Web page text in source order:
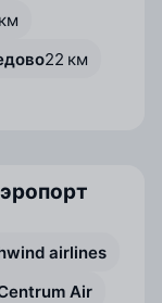
22 км
airlines
Air